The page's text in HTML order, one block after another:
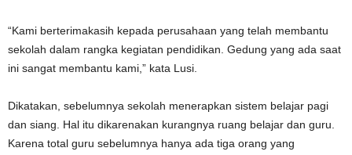
“Kami berterimakasih kepada perusahaan yang telah membantu
sekolah dalam rangka kegiatan pendidikan. Gedung yang ada saat
ini sangat membantu kami,” kata Lusi.
Dikatakan, sebelumnya sekolah menerapkan sistem belajar pagi
dan siang. Hal itu dikarenakan kurangnya ruang belajar dan guru.
Karena total guru sebelumnya hanya ada tiga orang yang